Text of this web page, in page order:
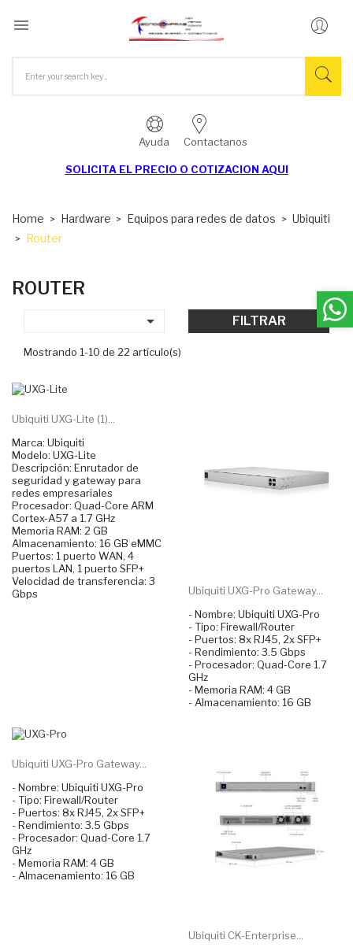

Ayuda Contactanos
SOLICITA EL PRECIO O COTIZACION AQUI
Home Hardware Equipos para redes de datos
Ubiquiti
Router
ROUTER
 FILTRAR
Mostrando 1-10 de 22 artículo(s)
Ubiquiti UXG-Lite (1)...
Marca: Ubiquiti
Modelo: UXG-Lite
Descripción: Enrutador de
seguridad y gateway para
redes empresariales
Procesador: Quad-Core ARM
Cortex-A57 a 1.7 GHz
Memoria RAM: 2 GB
Almacenamiento: 16 GB eMMC
Puertos: 1 puerto WAN, 4
puertos LAN, 1 puerto SFP+
Velocidad de transferencia: 3
Gbps
Ubiquiti UXG-Pro Gateway...
- Nombre: Ubiquiti UXG-Pro
- Tipo: Firewall/Router
- Puertos: 8x RJ45, 2x SFP+
- Rendimiento: 3.5 Gbps
- Procesador: Quad-Core 1.7
GHz
- Memoria RAM: 4 GB
- Almacenamiento: 16 GB
Ubiquiti UXG-Pro Gateway...
- Nombre: Ubiquiti UXG-Pro
- Tipo: Firewall/Router
- Puertos: 8x RJ45, 2x SFP+
- Rendimiento: 3.5 Gbps
- Procesador: Quad-Core 1.7
GHz
- Memoria RAM: 4 GB
- Almacenamiento: 16 GB
Ubiquiti CK-Enterprise...